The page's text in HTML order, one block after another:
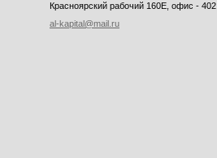
Красноярский рабочий 160E, офис - 402
al-kapital@mail.ru